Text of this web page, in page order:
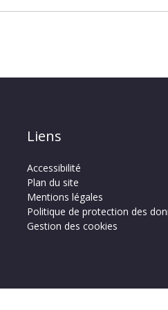
Liens
Accessibilité
Plan du site
Mentions légales
Politique de protection des
Gestion des cookies